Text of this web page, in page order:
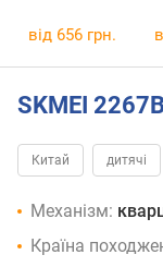
від 656 грн.
SKMEI
Китай дитячі
Механізм:
Країна